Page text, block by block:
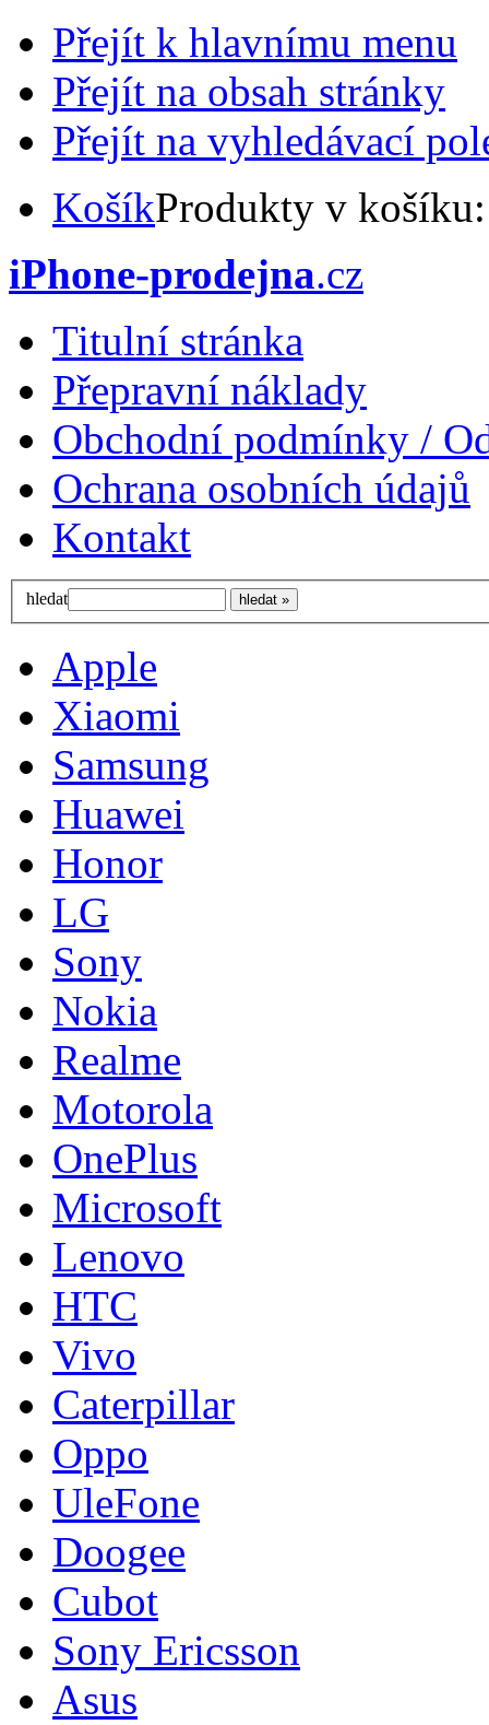
Přejít k hlavnímu menu
Přejít na obsah stránky
Přejít na vyhledávací
KošíkProdukty v
iPhone-prodejna.cz
Titulní stránka
Přepravní náklady
Obchodní podmínky /
Ochrana osobních údajů
Kontakt
hledat
Apple
Xiaomi
Samsung
Huawei
Honor
LG
Sony
Nokia
Realme
Motorola
OnePlus
Microsoft
Lenovo
HTC
Vivo
Caterpillar
Oppo
UleFone
Doogee
Cubot
Sony Ericsson
Asus